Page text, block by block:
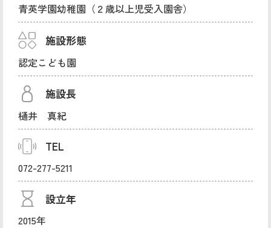
青英学園幼稚園（２歳以上児受入園舎）
施設形態
認定こども園
施設長
樋井 真紀
TEL
072-277-5211
設立年
2015年